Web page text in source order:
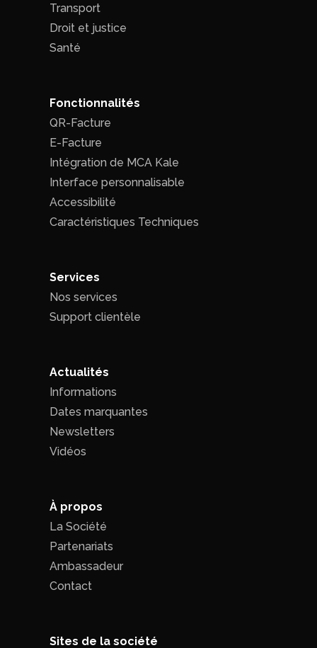
Transport
Droit et justice
Santé
Fonctionnalités
QR-Facture
E-Facture
Intégration de MCA Kale
Interface personnalisable
Accessibilité
Caractéristiques Techniques
Services
Nos services
Support clientèle
Actualités
Informations
Dates marquantes
Newsletters
Vidéos
À propos
La Société
Partenariats
Ambassadeur
Contact
Sites de la société